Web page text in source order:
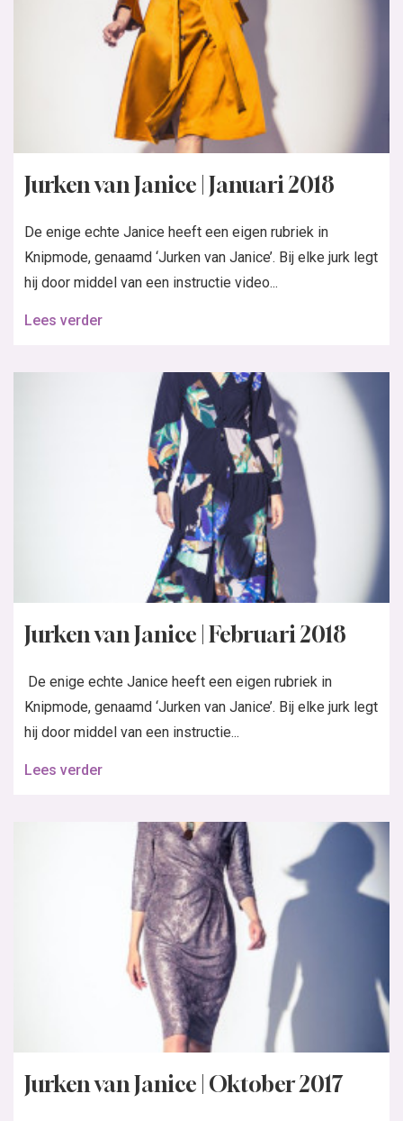
Jurken van Janice | Januari 2018
De enige echte Janice heeft een eigen rubriek in
Knipmode, genaamd ‘Jurken van Janice’. Bij elke jurk legt
hij door middel van een instructie video...
Lees verder
Jurken van Janice | Februari 2018
De enige echte Janice heeft een eigen rubriek in
Knipmode, genaamd ‘Jurken van Janice’. Bij elke jurk legt
hij door middel van een instructie...
Lees verder
Jurken van Janice | Oktober 2017